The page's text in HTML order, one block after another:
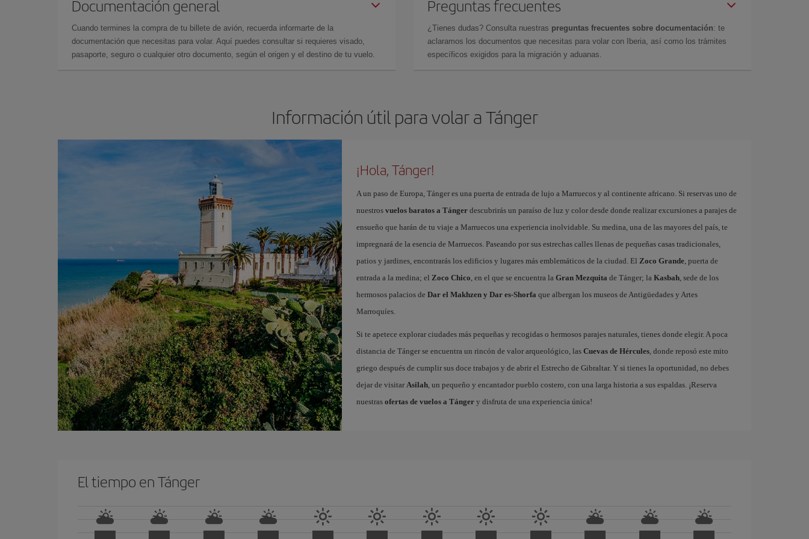
Documentación general
Cuando termines la compra de tu billete de avión, recuerda informarte de la
documentación que necesitas para volar. Aquí puedes consultar si requieres visado,
pasaporte, seguro o cualquier otro documento, según el origen y el destino de tu vuelo.
Preguntas frecuentes
¿Tienes dudas? Consulta nuestras preguntas frecuentes sobre documentación: te
aclaramos los documentos que necesitas para volar con Iberia, así como los trámites
específicos exigidos para la migración y aduanas.
Información útil para volar a Tánger
¡Hola, Tánger!
A un paso de Europa, Tánger es una puerta de entrada de lujo a Marruecos y al continente africano. Si reservas uno de
nuestros vuelos baratos a Tángerdescubrirás un paraíso de luz y color desde donde realizar excursiones a parajes de
ensueño que harán de tu viaje a Marruecos una experiencia inolvidable. Su medina, una de las mayores del país, te
impregnará de la esencia de Marruecos. Paseando por sus estrechas calles llenas de pequeñas casas tradicionales,
patios y jardines, encontrarás los edificios y lugares más emblemáticos de la ciudad. El Zoco Grande, puerta de
entrada a la medina; el Zoco Chico, en el que se encuentra la Gran Mezquita de Tánger; la Kasbah, sede de los
hermosos palacios de Dar el Makhzen y Dar es-Shorfa que albergan los museos de Antigüedades y Artes
Marroquíes.
Si te apetece explorar ciudades más pequeñas y recogidas o hermosos parajes naturales, tienes donde elegir. A poca
distancia de Tánger se encuentra un rincón de valor arqueológico, las Cuevas de Hércules, donde reposó este mito
griego después de cumplir sus doce trabajos y de abrir el Estrecho de Gibraltar. Y si tienes la oportunidad, no debes
dejar de visitar Asilah, un pequeño y encantador pueblo costero, con una larga historia a sus espaldas. ¡Reserva
nuestras ofertas de vuelos a Tángery disfruta de una experiencia única!
El tiempo en Tánger